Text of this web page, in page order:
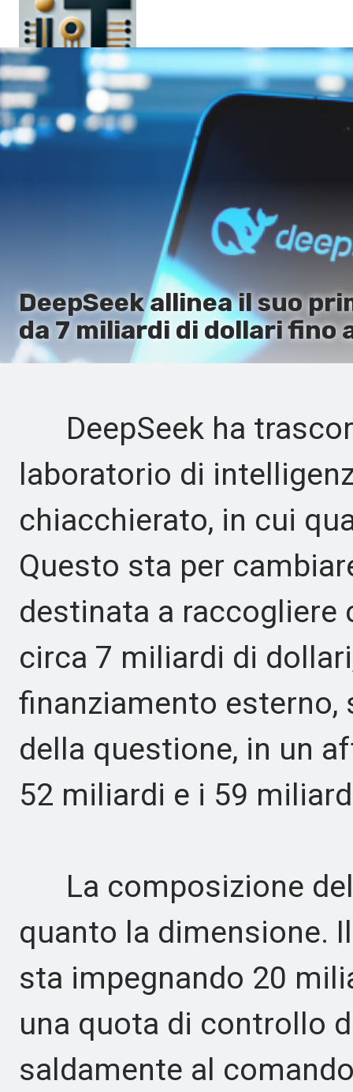
Pagina principale
En
Es
DeepSeek allinea il suo
da 7 miliardi di dollari fino
DeepSeek ha
laboratorio di
chiacchierato, in cui
Questo sta per
destinata a raccogliere
circa 7 miliardi di
finanziamento
della questione, in un
52 miliardi e i 59
La composizione
quanto la dimensione.
sta impegnando 20
una quota di controllo
saldamente al